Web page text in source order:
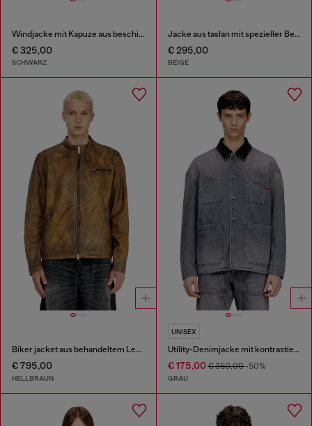
Windjacke mit Kapuze aus beschichtetem Stoff
€ 325,00
SCHWARZ
Jacke aus taslan mit spezieller Beschichtung
€ 295,00
BEIGE
Biker jacket aus behandeltem Leder
€ 795,00
HELLBRAUN
UNISEX
Utility-Denimjacke mit kontrastierendem Kragen
€ 175,00€ 350,00-50%
GRAU